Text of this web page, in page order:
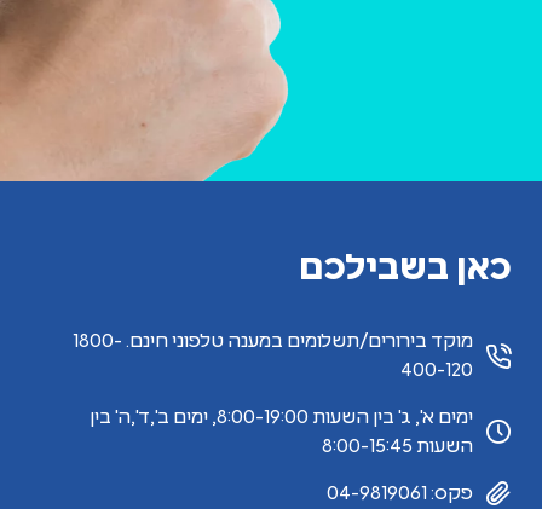
כאן בשבילכם
מוקד בירורים/תשלומים במענה טלפוני חינם. 1800-
400-120
ימים א', ג' בין השעות 8:00-19:00, ימים ב',ד',ה' בין
השעות 8:00-15:45
פקס: 04-9819061